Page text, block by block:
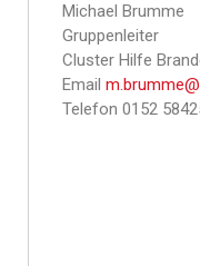
Michael Brumme
Gruppenleiter
Cluster Hilfe
Email
Telefon 0152